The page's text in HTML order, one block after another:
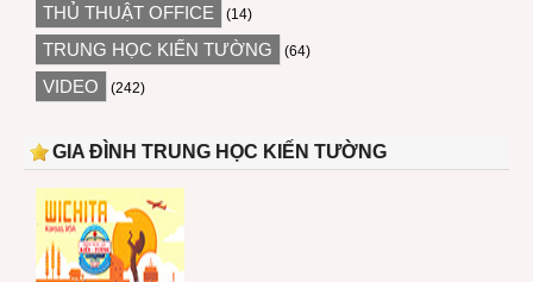
THỦ THUẬT OFFICE (14)
TRUNG HỌC KIẾN TƯỜNG (64)
VIDEO (242)
GIA ĐÌNH TRUNG HỌC KIẾN TƯỜNG